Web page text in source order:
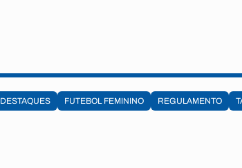
DESTAQUES FUTEBOL FEMININO REGULAMENTO